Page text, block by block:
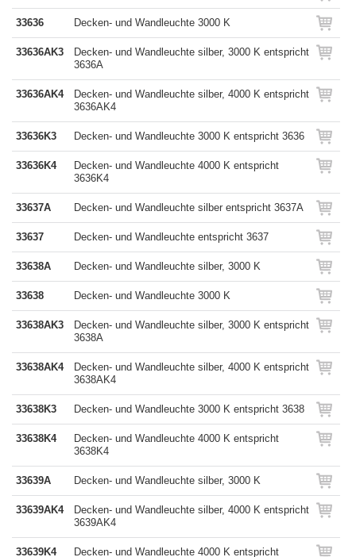
33636 Decken- und Wandleuchte 3000 K
33636AK3
Decken- und Wandleuchte silber, 3000 K entspricht
3636A
33636AK4
Decken- und Wandleuchte silber, 4000 K entspricht
3636AK4
33636K3 Decken- und Wandleuchte 3000 K entspricht 3636
33636K4
Decken- und Wandleuchte 4000 K entspricht
3636K4
33637A Decken- und Wandleuchte silber entspricht 3637A
33637 Decken- und Wandleuchte entspricht 3637
33638A Decken- und Wandleuchte silber, 3000 K
33638 Decken- und Wandleuchte 3000 K
33638AK3
Decken- und Wandleuchte silber, 3000 K entspricht
3638A
33638AK4
Decken- und Wandleuchte silber, 4000 K entspricht
3638AK4
33638K3 Decken- und Wandleuchte 3000 K entspricht 3638
33638K4
Decken- und Wandleuchte 4000 K entspricht
3638K4
33639A Decken- und Wandleuchte silber, 3000 K
33639AK4
Decken- und Wandleuchte silber, 4000 K entspricht
3639AK4
33639K4
Decken- und Wandleuchte 4000 K entspricht